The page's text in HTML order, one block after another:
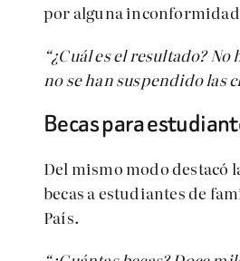
por alguna
“¿Cuál es el resultado?
no se han suspendido las
Becas para
Del mismo modo destacó
becas a estudiantes de
País.